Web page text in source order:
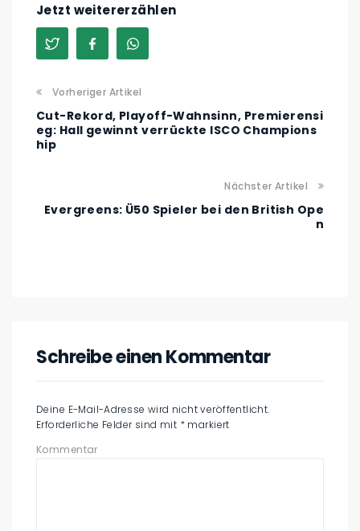
Jetzt weitererzählen
Vorheriger Artikel
Cut-Rekord, Playoff-Wahnsinn, Premierensi
eg: Hall gewinnt verrückte ISCO Champions
hip
Nächster Artikel
Evergreens: Ü50 Spieler bei den British Ope
n
Schreibe einen Kommentar
Deine E-Mail-Adresse wird nicht veröffentlicht.
Erforderliche Felder sind mit * markiert
Kommentar